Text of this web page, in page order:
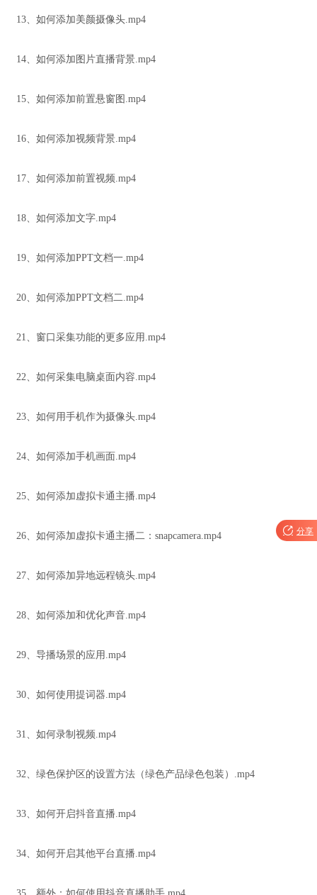
13、如何添加美颜摄像头.mp4
14、如何添加图片直播背景.mp4
15、如何添加前置悬窗图.mp4
16、如何添加视频背景.mp4
17、如何添加前置视频.mp4
18、如何添加文字.mp4
19、如何添加PPT文档一.mp4
20、如何添加PPT文档二.mp4
21、窗口采集功能的更多应用.mp4
22、如何采集电脑桌面内容.mp4
23、如何用手机作为摄像头.mp4
24、如何添加手机画面.mp4
25、如何添加虚拟卡通主播.mp4
26、如何添加虚拟卡通主播二：snapcamera.mp4
27、如何添加异地远程镜头.mp4
28、如何添加和优化声音.mp4
29、导播场景的应用.mp4
30、如何使用提词器.mp4
31、如何录制视频.mp4
32、绿色保护区的设置方法（绿色产品绿色包装）.mp4
33、如何开启抖音直播.mp4
34、如何开启其他平台直播.mp4
 分享